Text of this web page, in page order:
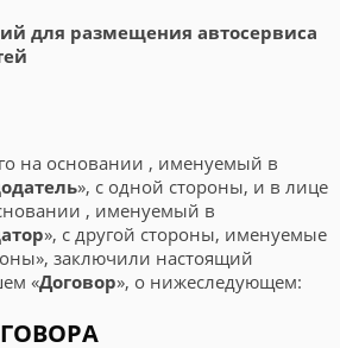
для размещения автосервиса
на основании , именуемый в
», с одной стороны, и в лице
, именуемый в
», с другой стороны, именуемые
заключили настоящий
«Договор», о нижеследующем: